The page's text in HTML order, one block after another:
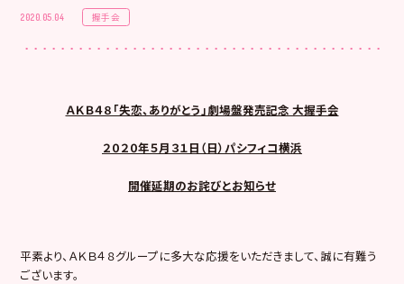
2020.05.04 握手会
ＡＫＢ４８「失恋、ありがとう」劇場盤発売記念 大握手会
２０２０年５月３１日（日）パシフィコ横浜
開催延期のお詫びとお知らせ
平素より、ＡＫＢ４８グループに多大な応援をいただきまして、誠に有難う
ございます。